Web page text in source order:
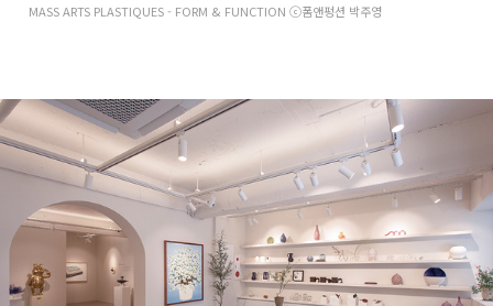
MASS ARTS PLASTIQUES - FORM & FUNCTION ⓒ폼앤펑션 박주영